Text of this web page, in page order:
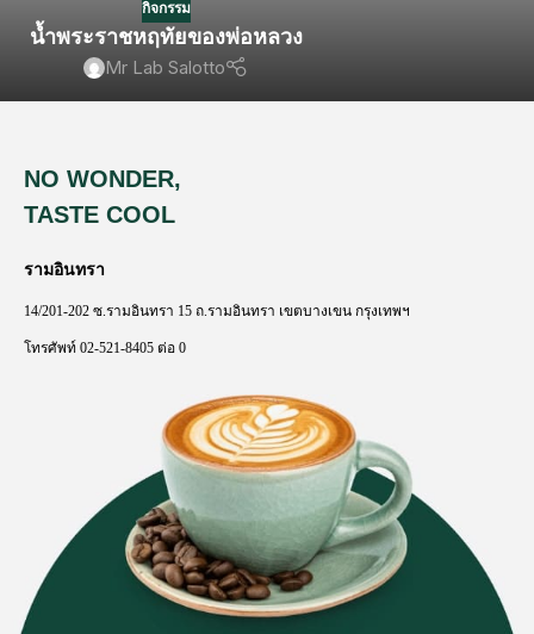
กิจกรรม
น้ำพระราชหฤทัยของพ่อหลวง
Mr Lab Salotto
NO WONDER,
TASTE COOL
รามอินทรา
14/201-202 ซ.รามอินทรา 15 ถ.รามอินทรา เขตบางเขน กรุงเทพฯ
โทรศัพท์ 02-521-8405 ต่อ 0